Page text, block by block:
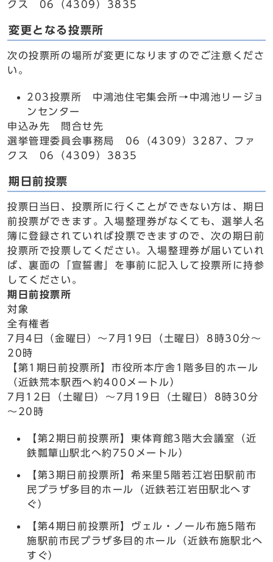
クス 06（4309）3835
変更となる投票所
次の投票所の場所が変更になりますのでご注意くださ
い。
203投票所 中鴻池住宅集会所→中鴻池リージョ
ンセンター
申込み先 問合せ先
選挙管理委員会事務局 06（4309）3287、ファ
クス 06（4309）3835
期日前投票
投票日当日、投票所に行くことができない方は、期日
前投票ができます。入場整理券がなくても、選挙人名
簿に登録されていれば投票できますので、次の期日前
投票所で投票してください。入場整理券が届いていれ
ば、裏面の「宣誓書」を事前に記入して投票所に持参
してください。
期日前投票所
対象
全有権者
7月4日（金曜日）～7月19日（土曜日）8時30分～
20時
【第1期日前投票所】市役所本庁舎1階多目的ホール
（近鉄荒本駅西へ約400メートル）
7月12日（土曜日）～7月19日（土曜日）8時30分
～20時
【第2期日前投票所】東体育館3階大会議室（近
鉄瓢簞山駅北へ約750メートル）
【第3期日前投票所】希来里5階若江岩田駅前市
民プラザ多目的ホール（近鉄若江岩田駅北へす
ぐ）
【第4期日前投票所】ヴェル・ノール布施5階布
施駅前市民プラザ多目的ホール（近鉄布施駅北へ
すぐ）